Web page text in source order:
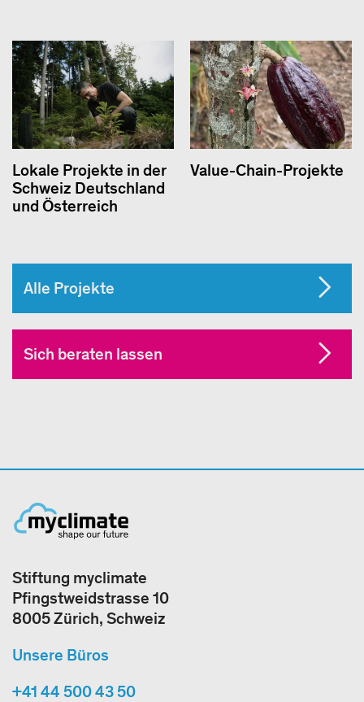
Lokale Projekte in der
Schweiz Deutschland
und Österreich
Value-Chain-Projekte
Alle Projekte
Sich beraten lassen
Stiftung myclimate
Pfingstweidstrasse 10
8005 Zürich, Schweiz
Unsere Büros
+41 44 500 43 50